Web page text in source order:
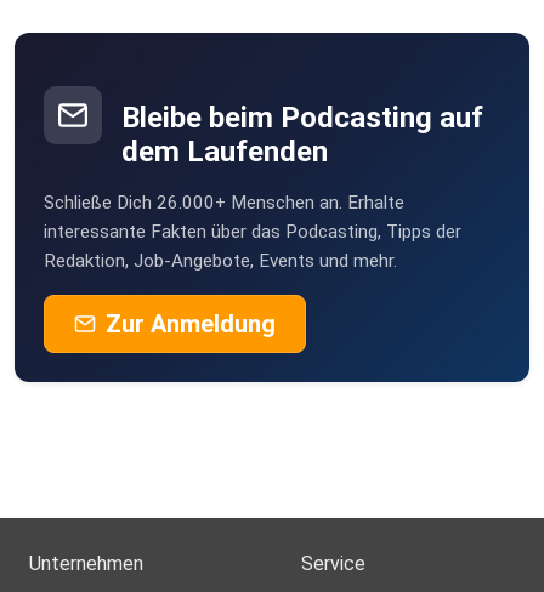
Bleibe beim Podcasting auf
dem Laufenden
Schließe Dich 26.000+ Menschen an. Erhalte
interessante Fakten über das Podcasting, Tipps der
Redaktion, Job-Angebote, Events und mehr.
Zur Anmeldung
Unternehmen Service